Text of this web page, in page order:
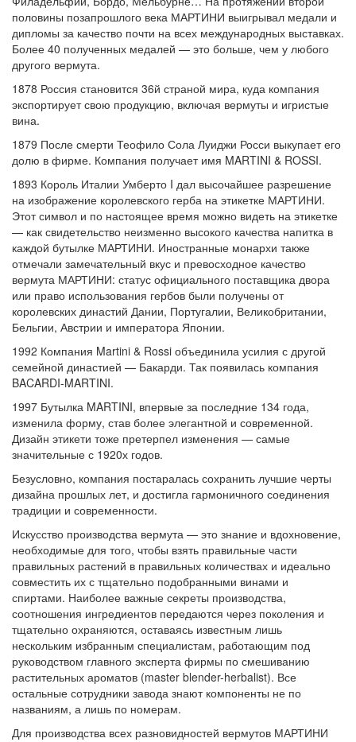
половины позапрошлого века МАРТИНИ выигрывал медали и
дипломы за качество почти на всех международных выставках.
Более 40 полученных медалей — это больше, чем у любого
другого вермута.
1878 Россия становится 36й страной мира, куда компания
экспортирует свою продукцию, включая вермуты и игристые
вина.
1879 После смерти Теофило Сола Луиджи Росси выкупает его
долю в фирме. Компания получает имя MARTINI & ROSSI.
1893 Король Италии Умберто I дал высочайшее разрешение
на изображение королевского герба на этикетке МАРТИНИ.
Этот символ и по настоящее время можно видеть на этикетке
— как свидетельство неизменно высокого качества напитка в
каждой бутылке МАРТИНИ. Иностранные монархи также
отмечали замечательный вкус и превосходное качество
вермута МАРТИНИ: статус официального поставщика двора
или право использования гербов были получены от
королевских династий Дании, Португалии, Великобритании,
Бельгии, Австрии и императора Японии.
1992 Компания Martini & Rossi объединила усилия с другой
семейной династией — Бакарди. Так появилась компания
BACARDI-MARTINI.
1997 Бутылка MARTINI, впервые за последние 134 года,
изменила форму, став более элегантной и современной.
Дизайн этикети тоже претерпел изменения — самые
значительные с 1920х годов.
Безусловно, компания постаралась сохранить лучшие черты
дизайна прошлых лет, и достигла гармоничного соединения
традиции и современности.
Искусство производства вермута — это знание и вдохновение,
необходимые для того, чтобы взять правильные части
правильных растений в правильных количествах и идеально
совместить их с тщательно подобранными винами и
спиртами. Наиболее важные секреты производства,
соотношения ингредиентов передаются через поколения и
тщательно охраняются, оставаясь известным лишь
нескольким избранным специалистам, работающим под
руководством главного эксперта фирмы по смешиванию
растительных ароматов (master blender-herbalist). Все
остальные сотрудники завода знают компоненты не по
названиям, а лишь по номерам.
Для производства всех разновидностей вермутов МАРТИНИ